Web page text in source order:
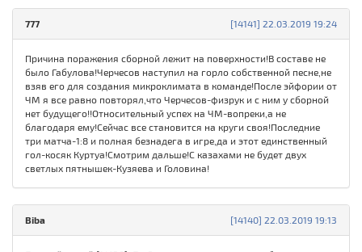
[14141] 22.03.2019 19:24
777
Причина поражения сборной лежит на поверхности!В составе не
было Габулова!Черчесов наступил на горло собственной песне,не
взяв его для создания микроклимата в команде!После эйфории от
ЧМ я все равно повторял,что Черчесов-физрук и с ним у сборной
нет будущего!!Относительный успех на ЧМ-вопреки,а не
благодаря ему!Сейчас все становится на круги своя!Последние
три матча-1:8 и полная безнадега в игре,да и этот единственный
гол-косяк Куртуа!Смотрим дальше!С казахами не будет двух
светлых пятнышек-Кузяева и Головина!
[14140] 22.03.2019 19:13
Biba